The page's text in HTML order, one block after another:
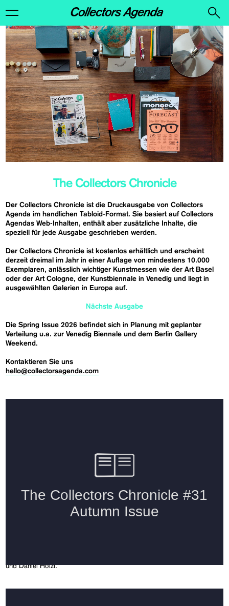
und Daniel Hölzl.
The Collectors Chronicle
Der Collectors Chronicle ist die Druckausgabe von Collectors
Agenda im handlichen Tabloid-Format. Sie basiert auf Collectors
Agendas Web-Inhalten, enthält aber zusätzliche Inhalte, die
speziell für jede Ausgabe geschrieben werden.
Der Collectors Chronicle ist kostenlos erhältlich und erscheint
derzeit dreimal im Jahr in einer Auflage von mindestens 10.000
Exemplaren, anlässlich wichtiger Kunstmessen wie der Art Basel
oder der Art Cologne, der Kunstbiennale in Venedig und liegt in
ausgewählten Galerien in Europa auf.
Nächste Ausgabe
Die Spring Issue 2026 befindet sich in Planung mit geplanter
Verteilung u.a. zur Venedig Biennale und dem Berlin Gallery
Weekend.
Kontaktieren Sie uns
hello@collectorsagenda.com